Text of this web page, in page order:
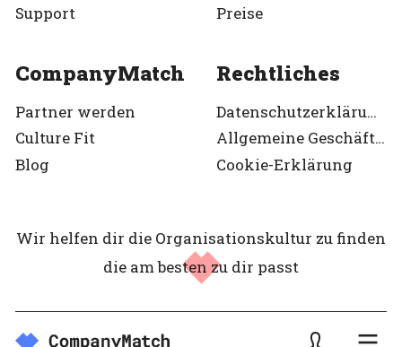
Support
Preise
CompanyMatch
Partner werden
Culture Fit
Blog
Rechtliches
Datenschutzerklärung
Allgemeine Geschäftsbedingungen
Cookie-Erklärung
Wir helfen dir die Organisationskultur zu finden
die am besten zu dir passt